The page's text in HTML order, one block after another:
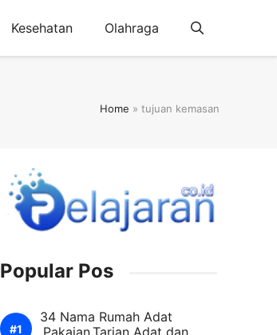
Kesehatan Olahraga
Home » tujuan kemasan
Popular Pos
34 Nama Rumah Adat